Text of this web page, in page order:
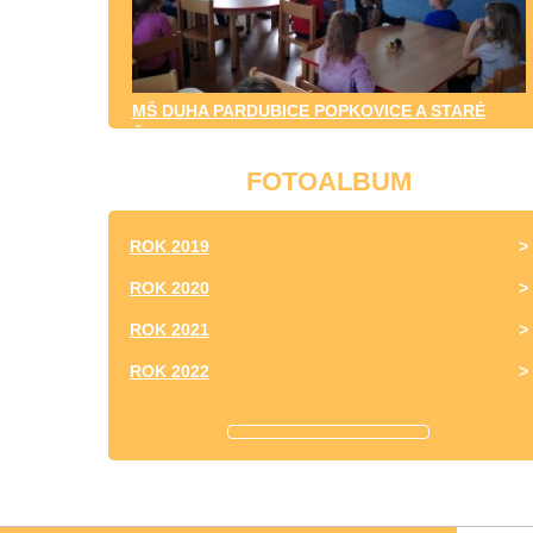
MŠ DUHA PARDUBICE POPKOVICE A STARÉ
ČIVICE
FOTOALBUM
ROK 2019
ROK 2020
ROK 2021
ROK 2022